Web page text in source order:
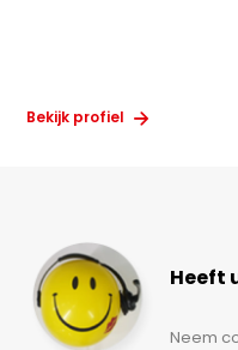
Bekijk profiel
Heeft
Neem